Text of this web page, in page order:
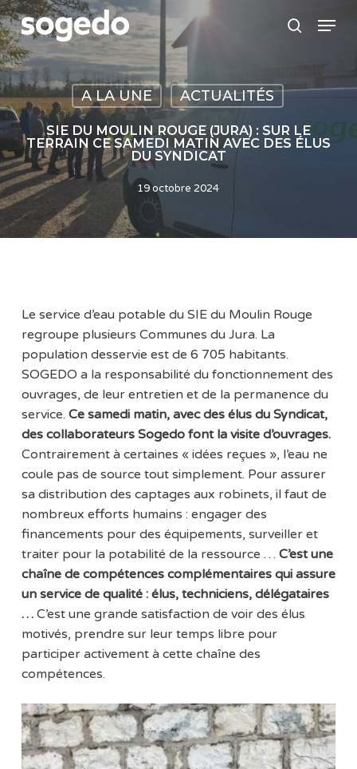
Skip
to
main
content
search
Menu
A LA UNE ACTUALITÉS
SIE DU MOULIN ROUGE (JURA) : SUR LE
TERRAIN CE SAMEDI MATIN AVEC DES ÉLUS
DU SYNDICAT
19 octobre 2024
Le service d’eau potable du SIE du Moulin Rouge
regroupe plusieurs Communes du Jura. La
population desservie est de 6 705 habitants.
SOGEDO a la responsabilité du fonctionnement des
ouvrages, de leur entretien et de la permanence du
service. Ce samedi matin, avec des élus du Syndicat,
des collaborateurs Sogedo font la visite d’ouvrages.
Contrairement à certaines « idées reçues », l’eau ne
coule pas de source tout simplement. Pour assurer
sa distribution des captages aux robinets, il faut de
nombreux efforts humains : engager des
financements pour des équipements, surveiller et
traiter pour la potabilité de la ressource … C’est une
chaîne de compétences complémentaires qui assure
un service de qualité : élus, techniciens, délégataires
…C’est une grande satisfaction de voir des élus
motivés, prendre sur leur temps libre pour
participer activement à cette chaîne des
compétences.